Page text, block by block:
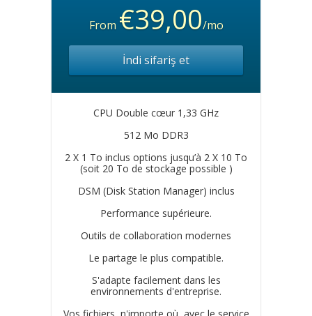
From €39,00/mo
İndi sifariş et
CPU Double cœur 1,33 GHz
512 Mo DDR3
2 X 1 To inclus options jusqu’à 2 X 10 To
(soit 20 To de stockage possible )
DSM (Disk Station Manager) inclus
Performance supérieure.
Outils de collaboration modernes
Le partage le plus compatible.
S'adapte facilement dans les
environnements d'entreprise.